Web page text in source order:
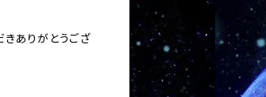
ありがとうござ